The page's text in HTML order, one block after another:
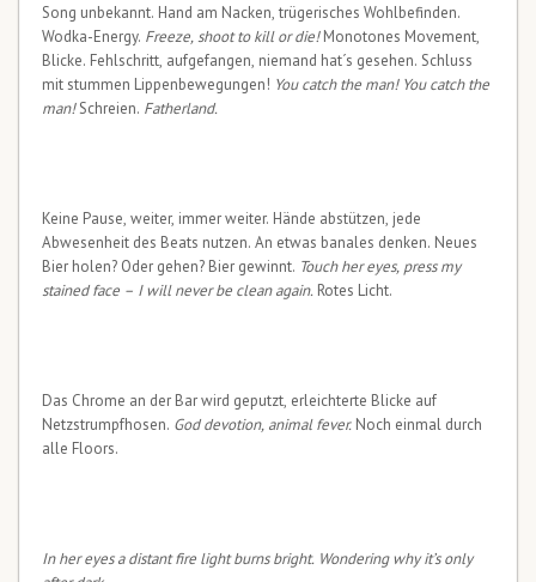
Song unbekannt. Hand am Nacken, trügerisches Wohlbefinden.
Wodka-Energy. Freeze, shoot to kill or die!Monotones Movement,
Blicke. Fehlschritt, aufgefangen, niemand hat´s gesehen. Schluss
mit stummen Lippenbewegungen! You catch the man! You catch the
man!Schreien. Fatherland.
Keine Pause, weiter, immer weiter. Hände abstützen, jede
Abwesenheit des Beats nutzen. An etwas banales denken. Neues
Bier holen? Oder gehen? Bier gewinnt. Touch her eyes, press my
stained face – I will never be clean again.Rotes Licht.
Das Chrome an der Bar wird geputzt, erleichterte Blicke auf
Netzstrumpfhosen. God devotion, animal fever.Noch einmal durch
alle Floors.
In her eyes a distant fire light burns bright. Wondering why it’s only